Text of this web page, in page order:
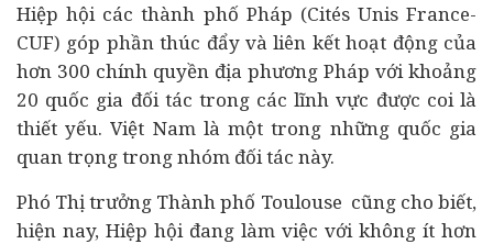
Hiệp hội các thành phố Pháp (Cités Unis France-
CUF) góp phần thúc đẩy và liên kết hoạt động của
hơn 300 chính quyền địa phương Pháp với khoảng
20 quốc gia đối tác trong các lĩnh vực được coi là
thiết yếu. Việt Nam là một trong những quốc gia
quan trọng trong nhóm đối tác này.
Phó Thị trưởng Thành phố Toulouse cũng cho biết,
hiện nay, Hiệp hội đang làm việc với không ít hơn